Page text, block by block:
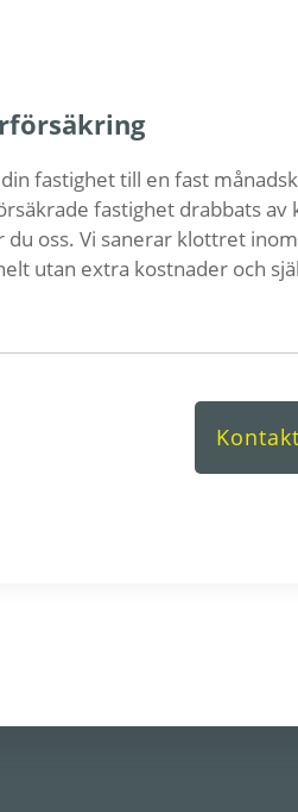
fastighet till en fast
fastighet drabbats av
du oss. Vi sanerar klottret
utan extra kostnader och